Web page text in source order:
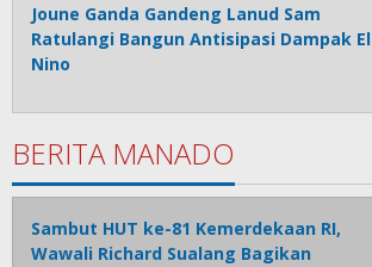
Joune Ganda Gandeng Lanud Sam
Ratulangi Bangun Antisipasi Dampak El
Nino
BERITA MANADO
Sambut HUT ke-81 Kemerdekaan RI,
Wawali Richard Sualang Bagikan